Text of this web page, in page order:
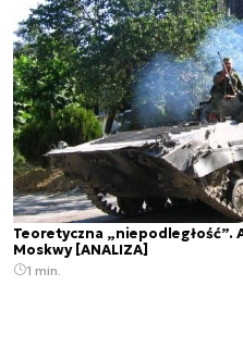
Teoretyczna „niepodległość”.
Moskwy [ANALIZA]
1 min.